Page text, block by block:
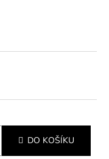
DO KOŠÍKU